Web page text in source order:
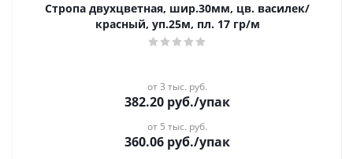
Стропа двухцветная, шир.30мм, цв. василек/
красный, уп.25м, пл. 17 гр/м
от 3 тыс. руб.
382.20 руб./упак
от 5 тыс. руб.
360.06 руб./упак